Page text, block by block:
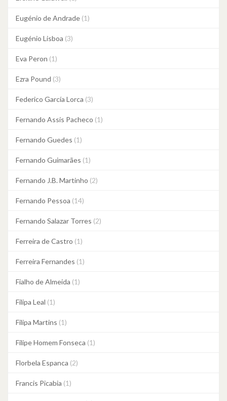
Eugénio de Andrade (1)
Eugénio Lisboa (3)
Eva Peron (1)
Ezra Pound (3)
Federico García Lorca (3)
Fernando Assis Pacheco (1)
Fernando Guedes (1)
Fernando Guimarães (1)
Fernando J.B. Martinho (2)
Fernando Pessoa (14)
Fernando Salazar Torres (2)
Ferreira de Castro (1)
Ferreira Fernandes (1)
Fialho de Almeida (1)
Filipa Leal (1)
Filipa Martins (1)
Filipe Homem Fonseca (1)
Florbela Espanca (2)
Francis Picabia (1)